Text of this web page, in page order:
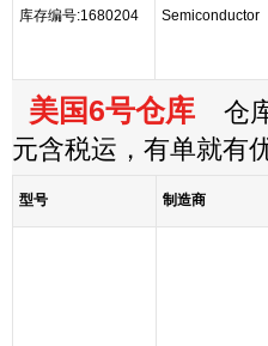
库存编号:1680204
Semiconductor
美国6号仓库 仓
元含税运，有单就有
型号 制造商